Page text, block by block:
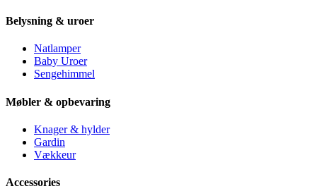
Belysning & uroer
Natlamper
Baby Uroer
Sengehimmel
Møbler & opbevaring
Knager & hylder
Gardin
Vækkeur
Accessories